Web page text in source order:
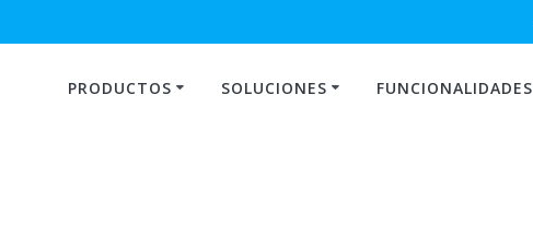
PRODUCTOS SOLUCIONES FUNCIONALIDADES